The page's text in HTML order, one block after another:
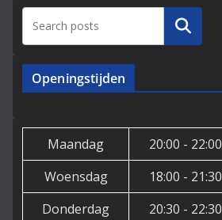
Zoeken
Openingstijden
Maandag 20:00 - 22:00
Woensdag
18:00 - 21:30
Donderdag
20:30 - 22:30